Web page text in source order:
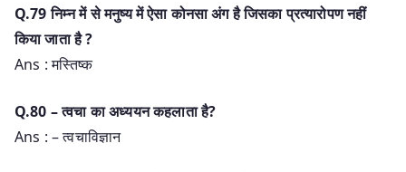
Q.79 निम्न में से मनुष्य में ऐसा कोनसा अंग है जिसका प्रत्यारोपण नहीं
किया जाता है ?
Ans : मस्तिष्क
Q.80 – त्वचा का अध्ययन कहलाता है?
Ans : – त्वचाविज्ञान